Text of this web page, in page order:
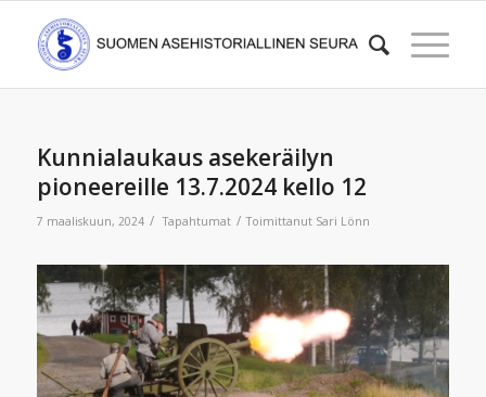
Kunnialaukaus asekeräilyn
pioneereille 13.7.2024 kello 12
7 maaliskuun, 2024 / Tapahtumat / Toimittanut Sari Lönn